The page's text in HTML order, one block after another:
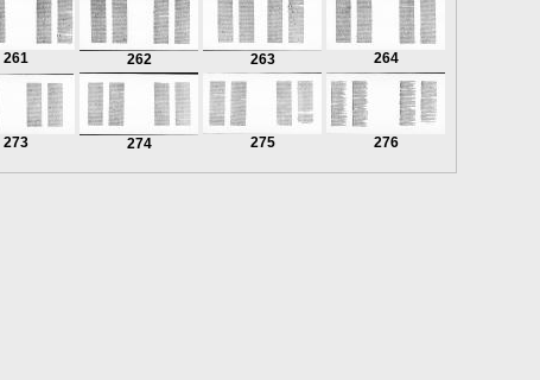
261 262 263 264
273 274 275 276